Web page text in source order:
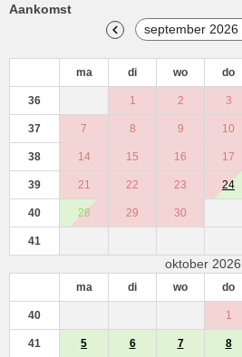
Aankomst
ma di wo do
36 1 2 3
37 7 8 9 10
38 14 15 16 17
39 21 22 23 24
40 28 29 30
41
oktober 2026
ma di wo do
40 1
41 5 6 7 8